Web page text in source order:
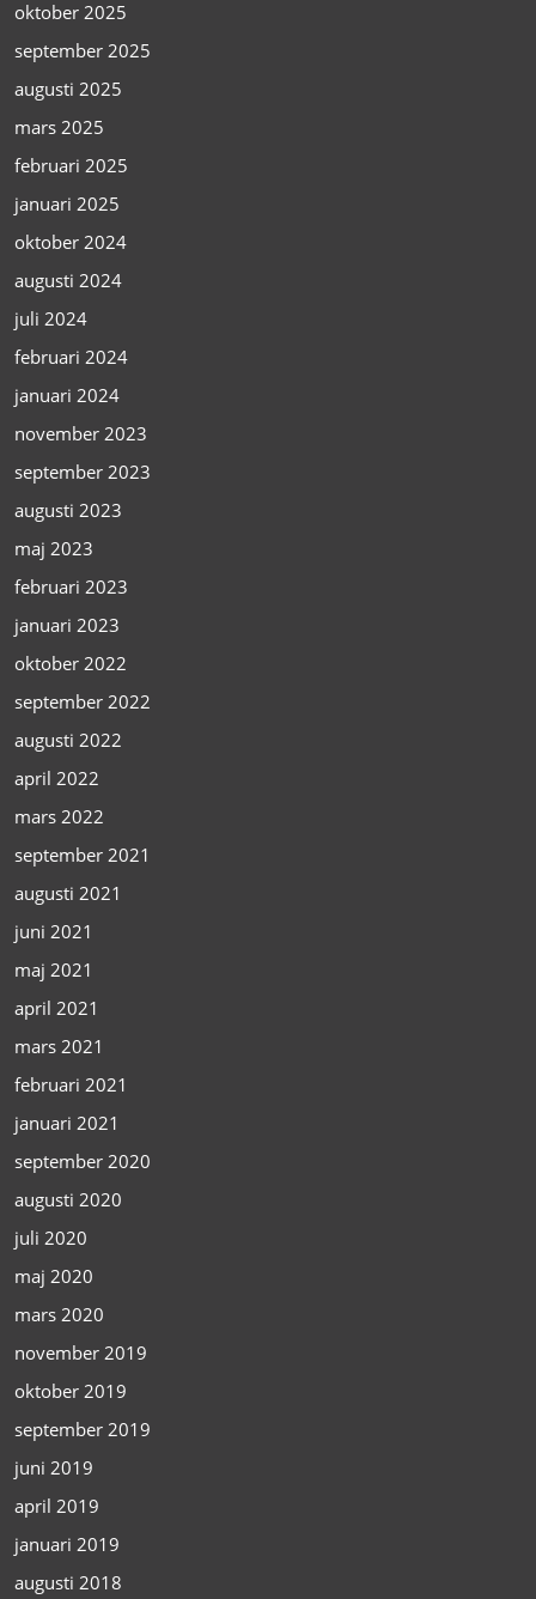
oktober 2025
september 2025
augusti 2025
mars 2025
februari 2025
januari 2025
oktober 2024
augusti 2024
juli 2024
februari 2024
januari 2024
november 2023
september 2023
augusti 2023
maj 2023
februari 2023
januari 2023
oktober 2022
september 2022
augusti 2022
april 2022
mars 2022
september 2021
augusti 2021
juni 2021
maj 2021
april 2021
mars 2021
februari 2021
januari 2021
september 2020
augusti 2020
juli 2020
maj 2020
mars 2020
november 2019
oktober 2019
september 2019
juni 2019
april 2019
januari 2019
augusti 2018